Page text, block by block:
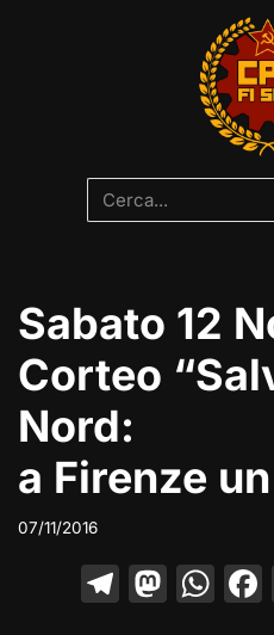
Sabato 12
Corteo
Nord:
a Firenze
07/11/2016
T M W